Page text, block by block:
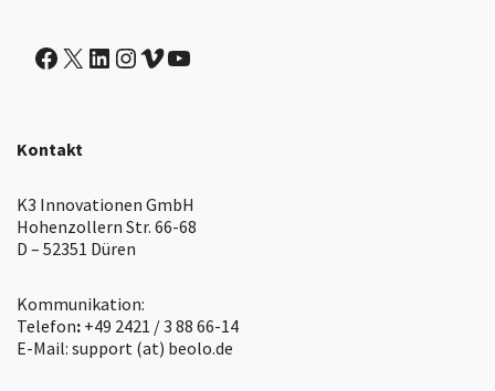
IntranetBOX auf Facebook
X IntranetBOX auf LinkedIn
IntranetBOX auf Instagram
IntranetBOX auf VimeoIntranetBOX auf Youtube
Kontakt
K3 Innovationen GmbH
Hohenzollern Str. 66-68
D – 52351 Düren
Kommunikation:
Telefon: +49 2421 / 3 88 66-14
E-Mail: support (at) beolo.de